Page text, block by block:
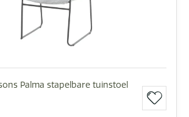
Palma stapelbare tuinstoel